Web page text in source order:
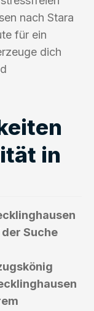
nach Stara
für ein
dich
in
Suche